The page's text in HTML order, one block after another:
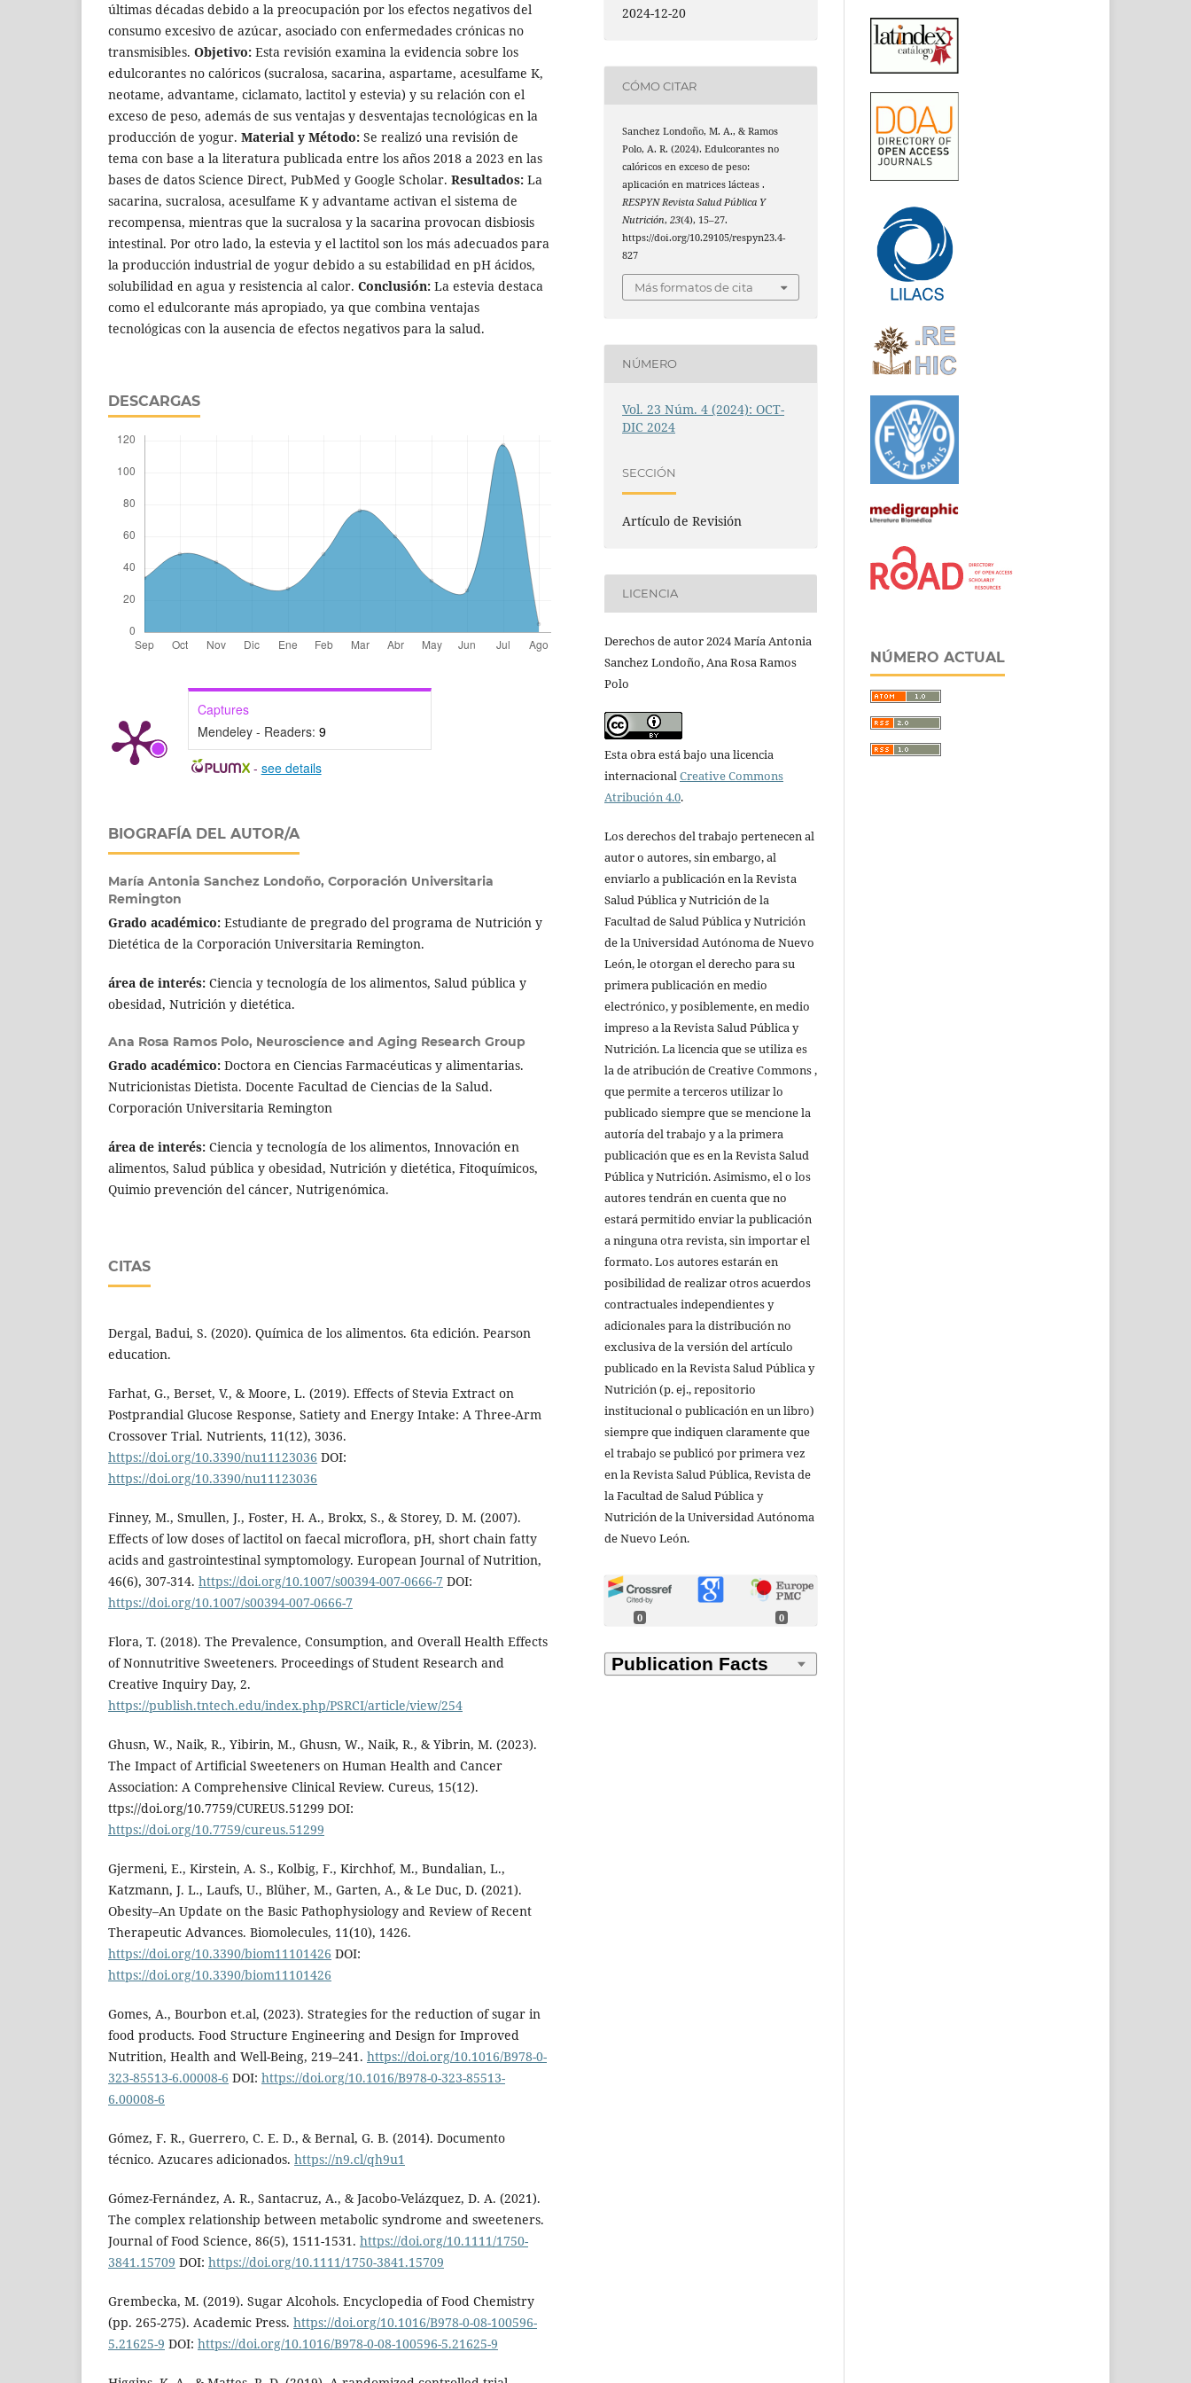
últimas décadas debido a la preocupación por los efectos negativos del
consumo excesivo de azúcar, asociado con enfermedades crónicas no
transmisibles. Objetivo: Esta revisión examina la evidencia sobre los
edulcorantes no calóricos (sucralosa, sacarina, aspartame, acesulfame K,
neotame, advantame, ciclamato, lactitol y estevia) y su relación con el
exceso de peso, además de sus ventajas y desventajas tecnológicas en la
producción de yogur. Material y Método: Se realizó una revisión de
tema con base a la literatura publicada entre los años 2018 a 2023 en las
bases de datos Science Direct, PubMed y Google Scholar. Resultados: La
sacarina, sucralosa, acesulfame K y advantame activan el sistema de
recompensa, mientras que la sucralosa y la sacarina provocan disbiosis
intestinal. Por otro lado, la estevia y el lactitol son los más adecuados para
la producción industrial de yogur debido a su estabilidad en pH ácidos,
solubilidad en agua y resistencia al calor. Conclusión: La estevia destaca
como el edulcorante más apropiado, ya que combina ventajas
tecnológicas con la ausencia de efectos negativos para la salud.
DESCARGAS
Captures
Mendeley - Readers: 9
- see details
BIOGRAFÍA DEL AUTOR/A
María Antonia Sanchez Londoño, Corporación Universitaria
Remington
Grado académico: Estudiante de pregrado del programa de Nutrición y
Dietética de la Corporación Universitaria Remington.
área de interés: Ciencia y tecnología de los alimentos, Salud pública y
obesidad, Nutrición y dietética.
Ana Rosa Ramos Polo, Neuroscience and Aging Research Group
Grado académico: Doctora en Ciencias Farmacéuticas y alimentarias.
Nutricionistas Dietista. Docente Facultad de Ciencias de la Salud.
Corporación Universitaria Remington
área de interés: Ciencia y tecnología de los alimentos, Innovación en
alimentos, Salud pública y obesidad, Nutrición y dietética, Fitoquímicos,
Quimio prevención del cáncer, Nutrigenómica.
CITAS
Dergal, Badui, S. (2020). Química de los alimentos. 6ta edición. Pearson
education.
Farhat, G., Berset, V., & Moore, L. (2019). Effects of Stevia Extract on
Postprandial Glucose Response, Satiety and Energy Intake: A Three-Arm
Crossover Trial. Nutrients, 11(12), 3036.
https://doi.org/10.3390/nu11123036 DOI:
https://doi.org/10.3390/nu11123036
Finney, M., Smullen, J., Foster, H. A., Brokx, S., & Storey, D. M. (2007).
Effects of low doses of lactitol on faecal microflora, pH, short chain fatty
acids and gastrointestinal symptomology. European Journal of Nutrition,
46(6), 307-314. https://doi.org/10.1007/s00394-007-0666-7 DOI:
https://doi.org/10.1007/s00394-007-0666-7
Flora, T. (2018). The Prevalence, Consumption, and Overall Health Effects
of Nonnutritive Sweeteners. Proceedings of Student Research and
Creative Inquiry Day, 2.
https://publish.tntech.edu/index.php/PSRCI/article/view/254
Ghusn, W., Naik, R., Yibirin, M., Ghusn, W., Naik, R., & Yibrin, M. (2023).
The Impact of Artificial Sweeteners on Human Health and Cancer
Association: A Comprehensive Clinical Review. Cureus, 15(12).
ttps://doi.org/10.7759/CUREUS.51299 DOI:
https://doi.org/10.7759/cureus.51299
Gjermeni, E., Kirstein, A. S., Kolbig, F., Kirchhof, M., Bundalian, L.,
Katzmann, J. L., Laufs, U., Blüher, M., Garten, A., & Le Duc, D. (2021).
Obesity–An Update on the Basic Pathophysiology and Review of Recent
Therapeutic Advances. Biomolecules, 11(10), 1426.
https://doi.org/10.3390/biom11101426 DOI:
https://doi.org/10.3390/biom11101426
Gomes, A., Bourbon et.al, (2023). Strategies for the reduction of sugar in
food products. Food Structure Engineering and Design for Improved
Nutrition, Health and Well-Being, 219–241. https://doi.org/10.1016/B978-0-
323-85513-6.00008-6 DOI: https://doi.org/10.1016/B978-0-323-85513-
6.00008-6
Gómez, F. R., Guerrero, C. E. D., & Bernal, G. B. (2014). Documento
técnico. Azucares adicionados. https://n9.cl/qh9u1
Gómez-Fernández, A. R., Santacruz, A., & Jacobo-Velázquez, D. A. (2021).
The complex relationship between metabolic syndrome and sweeteners.
Journal of Food Science, 86(5), 1511-1531. https://doi.org/10.1111/1750-
3841.15709 DOI: https://doi.org/10.1111/1750-3841.15709
Grembecka, M. (2019). Sugar Alcohols. Encyclopedia of Food Chemistry
(pp. 265-275). Academic Press. https://doi.org/10.1016/B978-0-08-100596-
5.21625-9 DOI: https://doi.org/10.1016/B978-0-08-100596-5.21625-9
2024-12-20
CÓMO CITAR
Sanchez Londoño, M. A., & Ramos
Polo, A. R. (2024). Edulcorantes no
calóricos en exceso de peso:
aplicación en matrices lácteas .
RESPYN Revista Salud Pública Y
Nutrición,23(4), 15–27.
https://doi.org/10.29105/respyn23.4-
827
Más formatos de cita
NÚMERO
Vol. 23 Núm. 4 (2024): OCT-
DIC 2024
SECCIÓN
Artículo de Revisión
LICENCIA
Derechos de autor 2024 María Antonia
Sanchez Londoño, Ana Rosa Ramos
Polo
Esta obra está bajo una licencia
internacionalCreative Commons
Atribución 4.0.
Los derechos del trabajo pertenecen al
autor o autores, sin embargo, al
enviarlo a publicación en la Revista
Salud Pública y Nutrición de la
Facultad de Salud Pública y Nutrición
de la Universidad Autónoma de Nuevo
León, le otorgan el derecho para su
primera publicación en medio
electrónico, y posiblemente, en medio
impreso a la Revista Salud Pública y
Nutrición. La licencia que se utiliza es
la de atribución de Creative Commons ,
que permite a terceros utilizar lo
publicado siempre que se mencione la
autoría del trabajo y a la primera
publicación que es en la Revista Salud
Pública y Nutrición. Asimismo, el o los
autores tendrán en cuenta que no
estará permitido enviar la publicación
a ninguna otra revista, sin importar el
formato. Los autores estarán en
posibilidad de realizar otros acuerdos
contractuales independientes y
adicionales para la distribución no
exclusiva de la versión del artículo
publicado en la Revista Salud Pública y
Nutrición (p. ej., repositorio
institucional o publicación en un libro)
siempre que indiquen claramente que
el trabajo se publicó por primera vez
en la Revista Salud Pública, Revista de
la Facultad de Salud Pública y
Nutrición de la Universidad Autónoma
de Nuevo León.
0 0
NÚMERO ACTUAL